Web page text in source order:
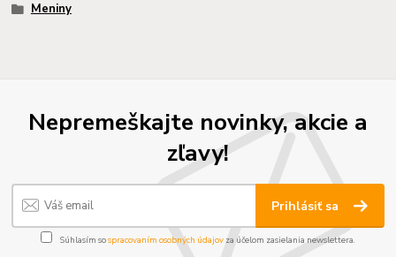
Meniny
Nepremeškajte novinky, akcie a
zľavy!
Prihlásiť sa
Súhlasím sospracovaním osobných údajov za účelom zasielania newslettera.